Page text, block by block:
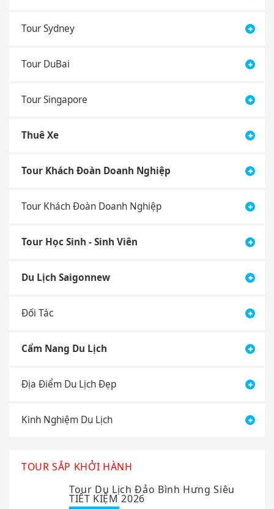
Tour Sydney
Tour DuBai
Tour Singapore
Thuê Xe
Tour Khách Đoàn Doanh Nghiệp
Tour Khách Đoàn Doanh Nghiệp
Tour Học Sinh - Sinh Viên
Du Lịch Saigonnew
Đối Tác
Cẩm Nang Du Lịch
Địa Điểm Du Lịch Đẹp
Kinh Nghiệm Du Lịch
TOUR SẮP KHỞI HÀNH
Tour Du Lịch Đảo Bình Hưng Siêu
TIẾT KIỆM 2026